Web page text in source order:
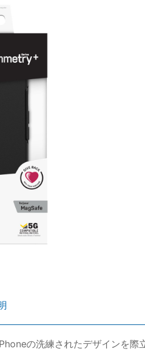
の洗練されたデザインを際